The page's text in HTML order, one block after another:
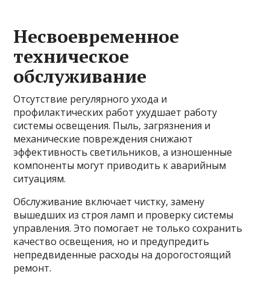
Несвоевременное
техническое
обслуживание
Отсутствие регулярного ухода и
профилактических работ ухудшает работу
системы освещения. Пыль, загрязнения и
механические повреждения снижают
эффективность светильников, а изношенные
компоненты могут приводить к аварийным
ситуациям.
Обслуживание включает чистку, замену
вышедших из строя ламп и проверку системы
управления. Это помогает не только сохранить
качество освещения, но и предупредить
непредвиденные расходы на дорогостоящий
ремонт.